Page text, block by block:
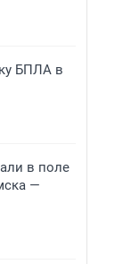
БПЛА в
в поле
—